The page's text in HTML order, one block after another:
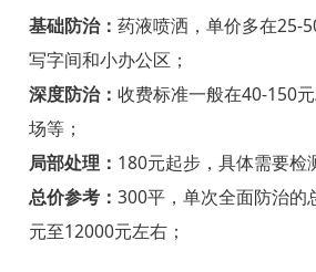
绍兴白蚁防治
诸暨白蚁防治
嵊州白蚁防治
新昌白蚁防治
金华白蚁防治
基础防治： 药液喷洒，单价多在25-
写字间和小办公区；
深度防治： 收费标准一般在40-150
场等；
局部处理： 180元起步，具体需要检
总价参考： 300平，单次全面防治的
元至12000元左右；